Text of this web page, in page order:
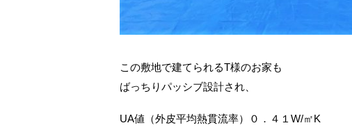
この敷地で建てられるT様のお家も
ばっちりパッシブ設計され、
UA値（外皮平均熱貫流率）０．４１W/㎡K